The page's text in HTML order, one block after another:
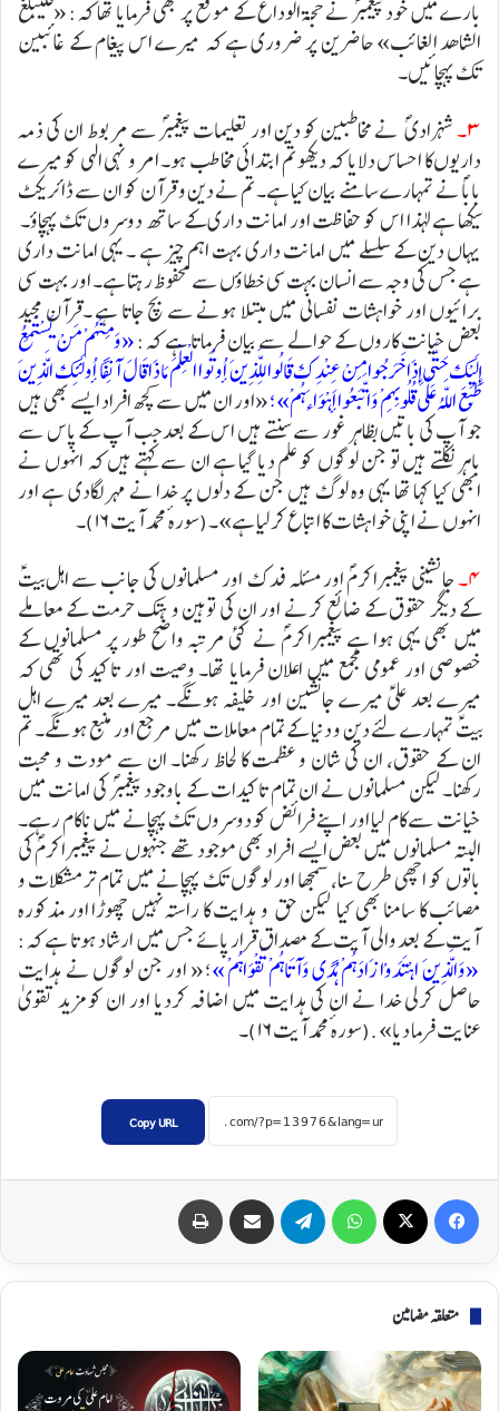
بارے میں خود پیغمبرؐ نے حجۃ الوداع کے موقع پر بھی فرمایا تھا کہ: «فلیبلغ
الشاھد الغائب» حاضرین پر ضروری ہے کہ میرے اس پیغام کے غائبین
تک پہچائیں۔
۳۔ شہزادی ؐ نے مخاطبین کو دین اور تعلیمات پیغمبرؐ سے مربوط ان کی ذمہ
داریوں کا احساس دلایا کہ دیکھو تم ابتدائی مخاطب ہو۔ امر و نہی الہی کو میرے
بابا ؐنے تمہارے سامنے بیان کیا ہے۔ تم نے دین و قرآن کو ان سے ڈائریکٹ
سیکھا ہے لہذا اس کو حفاظت اور امانت داری کے ساتھ دوسروں تک پہچاؤ۔
یہاں دین کے سلسلے میں امانت داری بہت اہم چیز ہے ۔ یہی امانت داری
ہے جس کی وجہ سے انسان بہت سی خطاؤں سے محفوظ رہتا ہے۔ اور بہت سی
برائیوں اور خواہشات نفسانی میں مبتلا ہونے سے بچ جاتا ہے ۔قرآن مجید
بعض خیانت کاروں کے حوالے سے بیان فرماتا ہے کہ:«وَمِنْهُمْ مَنْ يَسْتَمِعُ
إِلَيْكَ حَتَّى إِذَا خَرَجُوا مِنْ عِنْدِكَ قَالُوا لِلَّذِينَ أُوتُوا الْعِلْمَ مَاذَا قَالَ آنِفًا أُولَئِكَ الَّذِينَ
طَبَعَ اللَّهُ عَلَى قُلُوبِهِمْ وَاتَّبَعُوا أَهْوَاءَهُمْ»؛«اور ان میں سے کچھ افراد ایسے بھی ہیں
جو آپ کی باتیں بظاہر غور سے سنتے ہیں اس کے بعد جب آپ کے پاس سے
باہر نکلتے ہیں تو جن لوگوں کو علم دیا گیا ہے ان سے کہتے ہیں کہ انہوں نے
ابھی کیا کہا تھا یہی وہ لوگ ہیں جن کے دلوں پر خدا نے مہر لگادی ہے اور
انہوں نے اپنی خواہشات کا اتباع کرلیا ہے»۔(سورہ ٔ محمد آیت ۱۶)۔
۴۔ جانشینی پیغمبراکرمؐ اور مسئلہ فدک اور مسلمانوں کی جانب سے اہل بیتؑ
کے دیگر حقوق کے ضائع کرنے اور ان کی توہین و ہتک حرمت کے معاملے
میں بھی یہی ہوا ہے پیغمبراکرمؐ نے کئی مرتبہ واضح طور پر مسلمانوں کے
خصوصی اور عمومی مجمع میں اعلان فرمایا تھا۔ وصیت اور تاکید کی تھی کہ
میرے بعد علیؑ میرے جانشین اور خلیفہ ہونگے۔ میرے بعد میرے اہل
بیتؑ تمہارے لئے دین و دنیا کے تمام معاملات میں مرجع اور منبع ہونگے۔ تم
ان کے حقوق، ان کی شان و عظمت کا لحاظ رکھنا۔ ان سے مودت و محبت
رکھنا۔ لیکن مسلمانوں نے ان تمام تاکیدات کے باوجود پیغمبرؐ کی امانت میں
خیانت سے کام لیا اور اپنے فرائض کو دوسروں تک پہچانے میں ناکام رہے۔
البتہ مسلمانوں میں بعض ایسے افراد بھی موجود تھے جنہوں نے پیغمبراکرمؐ کی
باتوں کو اچھی طرح سنا، سمجھا اور لوگوں تک پہچانے میں تمام تر مشکلات و
مصائب کا سامنا بھی کیا لیکن حق و ہدایت کا راستہ نہیں چھوڑا اور مذکورہ
آیت کے بعد والی آیت کے مصداق قرار پائے جس میں ارشاد ہوتا ہے کہ:
«وَالَّذِينَ اهْتَدَوْا زَادَهُمْ هُدًى وَآتَاهُمْ تَقْوَاهُمْ »؛ « اور جن لوگوں نے ہدایت
حاصل کرلی خدا نے ان کی ہدایت میں اضافہ کردیا اور ان کو مزید تقویٰ
عنایت فرما دیا».(سورہ ٔ محمد آیت ۱۶)۔
Copy URL
متعلقہ مضامین